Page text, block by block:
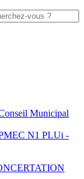
Municipal
N1 PLUi -